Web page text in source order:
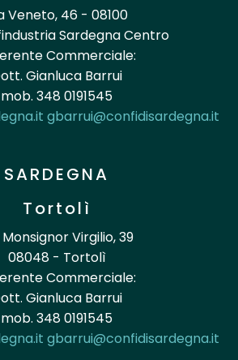
Veneto, 46 - 08100
Sardegna Centro
Commerciale:
Gianluca Barrui
mob. 348 0191545
gbarrui@confidisardegna.it
SARDEGNA
Tortolì
Virgilio, 39
08048 - Tortolì
Commerciale:
Gianluca Barrui
mob. 348 0191545
gbarrui@confidisardegna.it